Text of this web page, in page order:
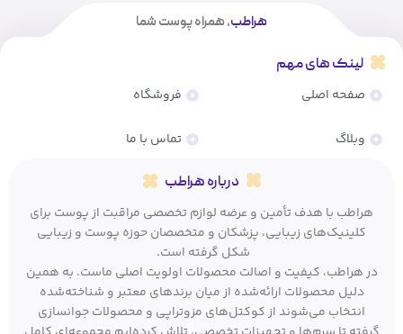
هراطب، همراه پوست شما
لینک های مهم
صفحه اصلی
وبلاگ
فروشگاه
تماس با ما
درباره هراطب
هراطب با هدف تأمین و عرضه لوازم تخصصی مراقبت از پوست برای
کلینیک‌های زیبایی، پزشکان و متخصصان حوزه پوست و زیبایی
شکل گرفته است.
در هراطب، کیفیت و اصالت محصولات اولویت اصلی ماست. به همین
دلیل محصولات ارائه‌شده از میان برندهای معتبر و شناخته‌شده
انتخاب می‌شوند از کوکتل‌های مزوتراپی و محصولات جوانسازی